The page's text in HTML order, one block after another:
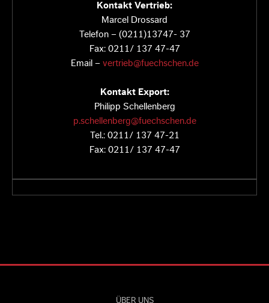
Kontakt Vertrieb:
Marcel Drossard
Telefon – (0211)13747- 37
Fax: 0211/ 137 47-47
Email – vertrieb@fuechschen.de
Kontakt Export:
Philipp Schellenberg
p.schellenberg@fuechschen.de
Tel.: 0211/ 137 47-21
Fax: 0211/ 137 47-47
ÜBER UNS